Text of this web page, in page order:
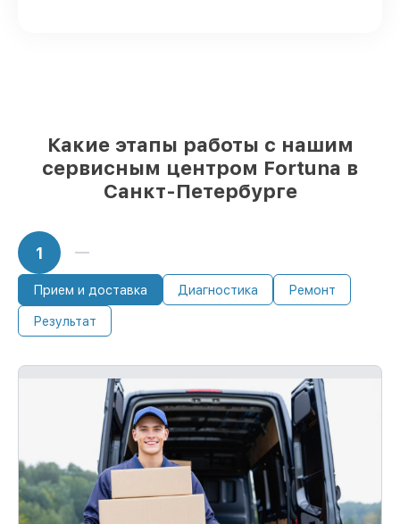
Какие этапы работы с нашим
сервисным центром Fortuna в
Санкт-Петербурге
1
Прием и доставка Диагностика Ремонт
Результат